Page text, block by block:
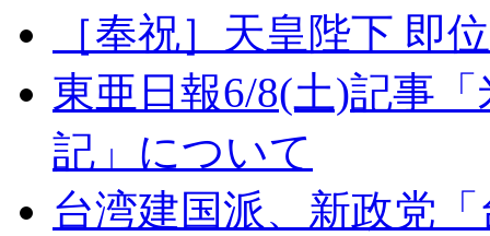
［奉祝］天皇陛下 即
東亜日報6/8(土)記事
記」について
台湾建国派、新政党